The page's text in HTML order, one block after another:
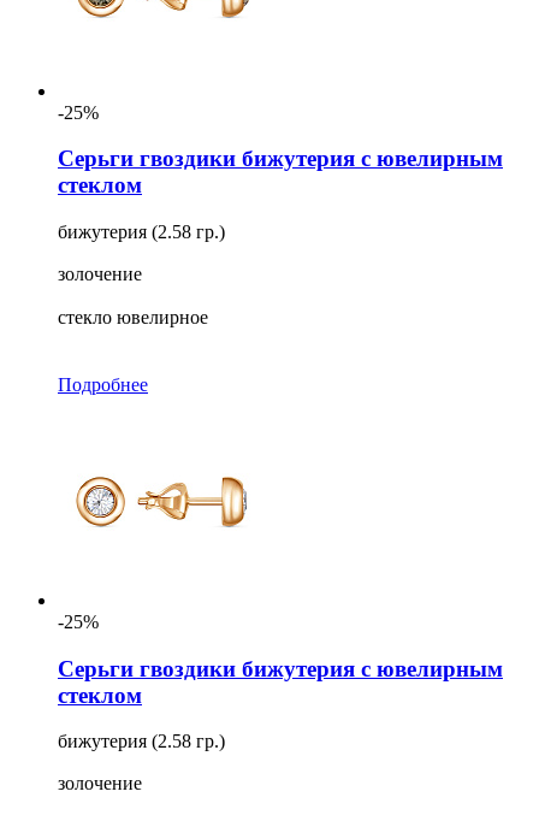
-25%
Серьги гвоздики бижутерия с ювелирным
стеклом
бижутерия (2.58 гр.)
золочение
стекло ювелирное
Подробнее
-25%
Серьги гвоздики бижутерия с ювелирным
стеклом
бижутерия (2.58 гр.)
золочение